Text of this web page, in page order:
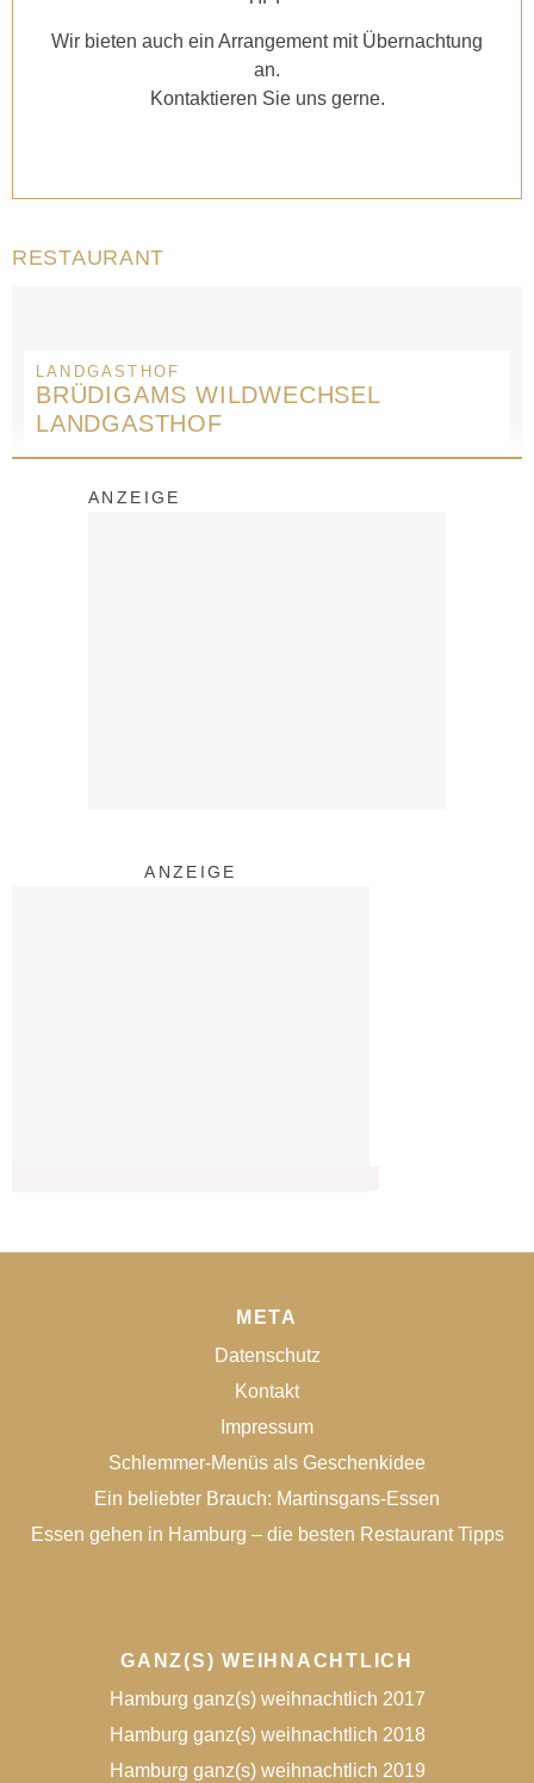
Wir bieten auch ein Arrangement mit Übernachtung
an.
Kontaktieren Sie uns gerne.
RESTAURANT
LANDGASTHOF
BRÜDIGAMS WILDWECHSEL
LANDGASTHOF
ANZEIGE
ANZEIGE
META
Datenschutz
Kontakt
Impressum
Schlemmer-Menüs als Geschenkidee
Ein beliebter Brauch: Martinsgans-Essen
Essen gehen in Hamburg – die besten Restaurant Tipps
GANZ(S) WEIHNACHTLICH
Hamburg ganz(s) weihnachtlich 2017
Hamburg ganz(s) weihnachtlich 2018
Hamburg ganz(s) weihnachtlich 2019